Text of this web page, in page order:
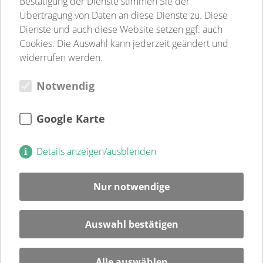
Sozialpsychiatrie
Jugend-, Familien- & Schulsozialarbeit
Begegnungsstätten
Gastronomie
Weitere Einrichtungen
Spenden
Ehrenamt
Karriere
Blog
Übertragung von Daten an diese Dienste zu. Diese
Dienste und auch diese Website setzen ggf. auch
Cookies. Die Auswahl kann jederzeit geändert und
widerrufen werden.
Notwendig
Google Karte
Details anzeigen/ausblenden
Nur notwendige
Auswahl bestätigen